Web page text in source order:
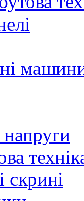
напруги
скрині